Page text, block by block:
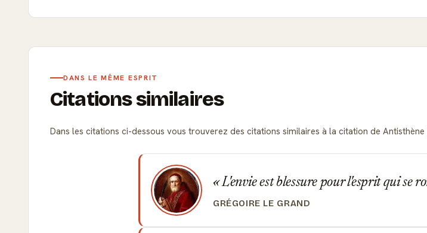
DANS LE MÊME ESPRIT
Citations similaires
Dans les citations ci-dessous vous trouverez des citations similaires à la citation de
L'envie est blessure pour l'esprit qui se
GRÉGOIRE LE GRAND